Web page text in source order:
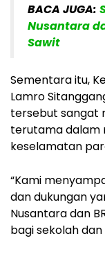
BACA JUGA:
Nusantara
Sawit
Sementara itu,
Lamro
tersebut sangat
terutama dalam
keselamatan
“Kami
dan dukungan
Nusantara dan
bagi sekolah